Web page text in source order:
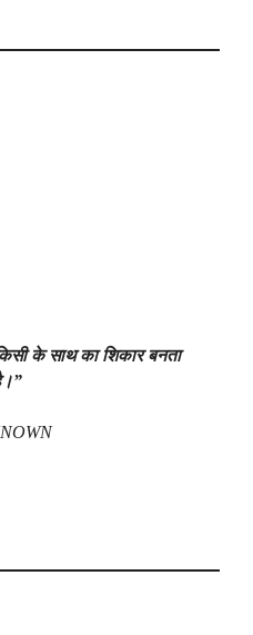
के साथ का शिकार बनता